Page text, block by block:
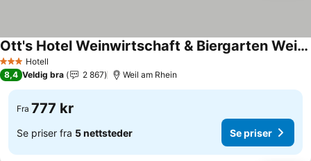
3 StjernerHotell
Ott's Hotel Weinwirtschaft & Biergarten Weil am Rhein/Basel
Se priser
8,4 Veldig bra 2 867 Weil am Rhein
Fra 777 kr
Se priser fra 5 nettsteder Se priser